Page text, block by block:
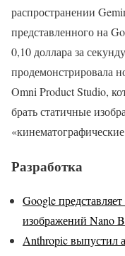
распространении
представленного на
0,10 доллара за
продемонстрировала
Omni Product Studio,
брать статичные
Разработка
Google
изображений Nano
Anthropic выпустил